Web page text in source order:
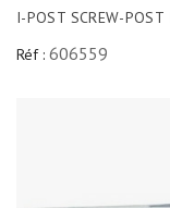
I-POST SCREW-
Réf : 606559